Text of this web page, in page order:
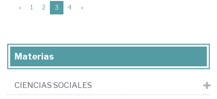
« 1 2 3 (current)
4 »
Materias
CIENCIAS SOCIALES